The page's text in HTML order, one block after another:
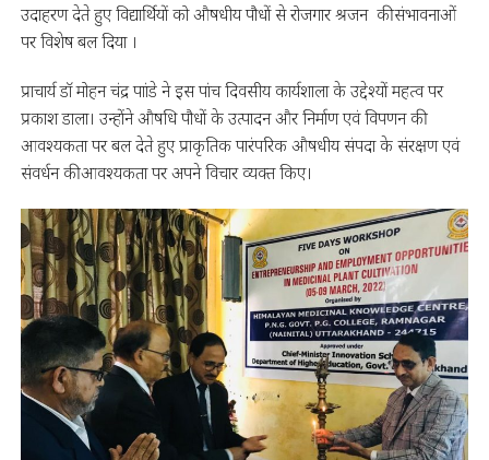
उदाहरण देते हुए विद्यार्थियों को औषधीय पौधों से रोजगार श्रजन की संभावनाओं
पर विशेष बल दिया ।
प्राचार्य डॉ मोहन चंद्र पाांडे ने इस पांच दिवसीय कार्यशाला के उद्देश्यों महत्व पर
प्रकाश डाला। उन्होंने औषधि पौधों के उत्पादन और निर्माण एवं विपणन की
आवश्यकता पर बल देते हुए प्राकृतिक पारंपरिक औषधीय संपदा के संरक्षण एवं
संवर्धन की आवश्यकता पर अपने विचार व्यक्त किए।